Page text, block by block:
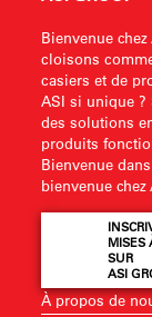
Bienvenue
cloisons
casiers et de
ASI si unique ?
des solutions
produits
Bienvenue
bienvenue chez
MISES
SUR
ASI
À propos de